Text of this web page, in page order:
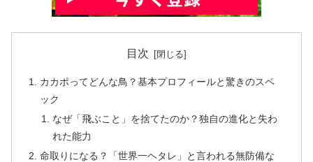
目次
カカポってどんな鳥？基本プロフィールと驚きのスペ
ック
なぜ「飛ぶこと」を捨てたのか？独自の進化と失わ
れた能力
命取りになる？「世界一ヘタレ」と言われる無防備な